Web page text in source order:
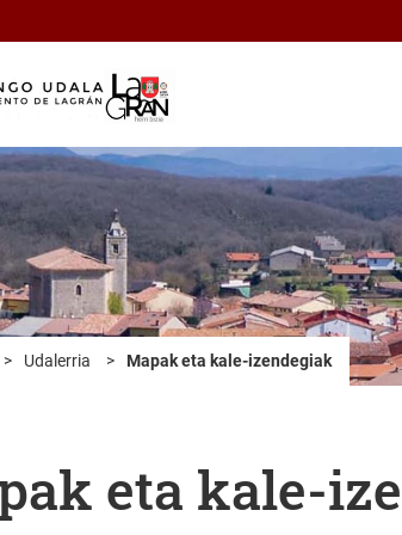
> Udalerria > Mapak eta kale-izendegiak
eta kale-